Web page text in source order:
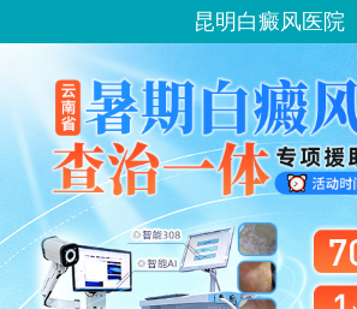
昆明白癜风医院